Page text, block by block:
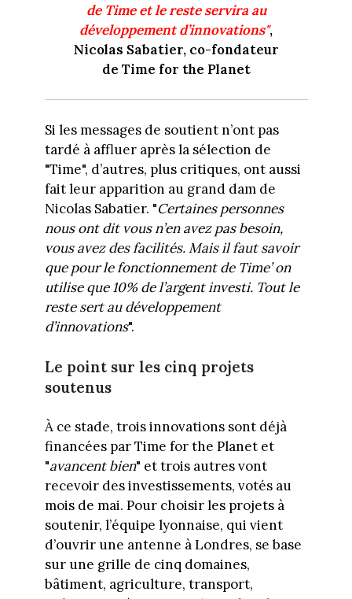
de Time et le reste servira au
développement d’innovations",
Nicolas Sabatier, co-fondateur
de Time for the Planet
Si les messages de soutient n’ont pas
tardé à affluer après la sélection de
"Time", d’autres, plus critiques, ont aussi
fait leur apparition au grand dam de
Nicolas Sabatier. "Certaines personnes
nous ont dit vous n’en avez pas besoin,
vous avez des facilités. Mais il faut savoir
que pour le fonctionnement de Time’ on
utilise que 10% de l’argent investi. Tout le
reste sert au développement
d’innovations".
Le point sur les cinq projets
soutenus
À ce stade, trois innovations sont déjà
financées par Time for the Planet et
"avancent bien" et trois autres vont
recevoir des investissements, votés au
mois de mai. Pour choisir les projets à
soutenir, l’équipe lyonnaise, qui vient
d’ouvrir une antenne à Londres, se base
sur une grille de cinq domaines,
bâtiment, agriculture, transport,